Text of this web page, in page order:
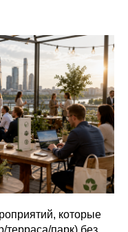
которые
парк) без